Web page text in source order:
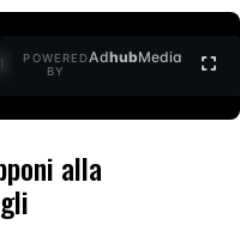
POWERED
BY
AdhubMedia
alla